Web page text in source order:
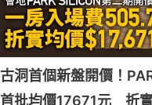
古洞首個新盤開價！
首批均價17671元 折